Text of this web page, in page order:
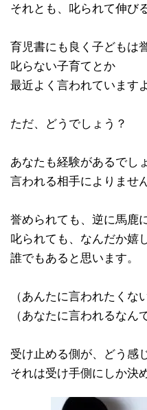
それとも、叱られて伸び
育児書にも良く子どもは
叱らない子育てとか
最近よく言われています
ただ、どうでしょう？
あなたも経験があるでし
言われる相手によりませ
誉められても、逆に馬鹿
叱られても、なんだか嬉
誰でもあると思います。
（あんたに言われたくな
（あなたに言われるなん
受け止める側が、どう感
それは受け手側にしか決